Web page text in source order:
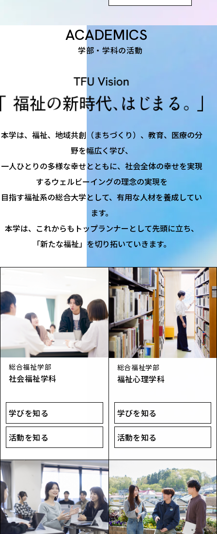
ACADEMICS
学部・学科の活動
本学は、​福祉、​地域共創​（まちづくり）、​教育、​医療の​分
野を​幅広く​学び、
一人​ひとりの​多様な​幸せとともに、​社会全体の​幸せを​実現
する​ウェルビーイングの​理念の​実現を​
目指す福祉系の​総合大学と​して、​有用な​人材を​養成してい
ます。
本学は、​これからも​トップランナーと​して​先頭に​立ち、​
「新たな​福祉」を​切り拓いていきます。
総合福祉学部
社会​福祉学​科
学びを知る
活動を知る
総合福祉学部
福祉心理学​科
学びを知る
活動を知る